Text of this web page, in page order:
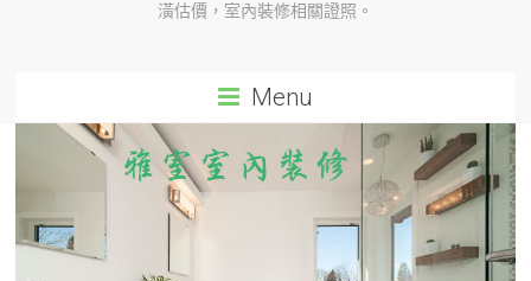
潢估價，室內裝修相關證照。
Menu